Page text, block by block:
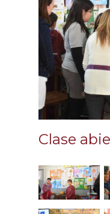
Inscripciones
Contacto
Clase